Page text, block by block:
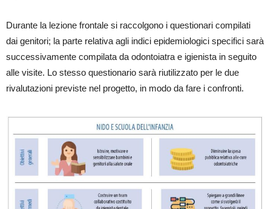
Durante la lezione frontale si raccolgono i questionari compilati
dai genitori; la parte relativa agli indici epidemiologici specifici sarà
successivamente compilata da odontoiatra e igienista in seguito
alle visite. Lo stesso questionario sarà riutilizzato per le due
rivalutazioni previste nel progetto, in modo da fare i confronti.